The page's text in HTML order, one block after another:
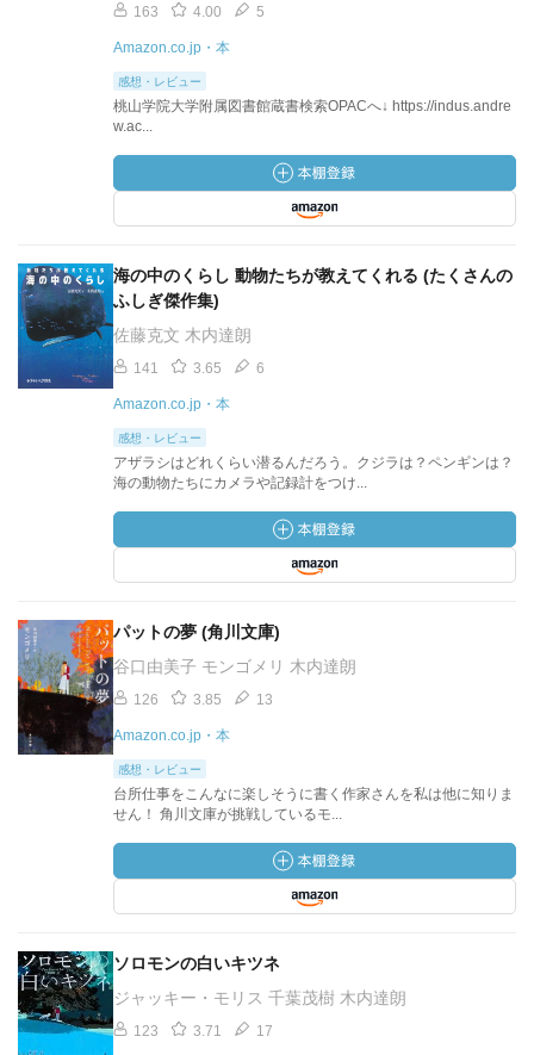
163 4.00 5
Amazon.co.jp・本
感想・レビュー
桃山学院大学附属図書館蔵書検索OPACへ↓ https://indus.andre
w.ac...
海の中のくらし 動物たちが教えてくれる (たくさんの
ふしぎ傑作集)
佐藤克文 木内達朗
141 3.65 6
Amazon.co.jp・本
感想・レビュー
アザラシはどれくらい潜るんだろう。クジラは？ペンギンは？
海の動物たちにカメラや記録計をつけ...
パットの夢 (角川文庫)
谷口由美子 モンゴメリ 木内達朗
126 3.85 13
Amazon.co.jp・本
感想・レビュー
台所仕事をこんなに楽しそうに書く作家さんを私は他に知りま
せん！ 角川文庫が挑戦しているモ...
ソロモンの白いキツネ
ジャッキー・モリス 千葉茂樹 木内達朗
123 3.71 17